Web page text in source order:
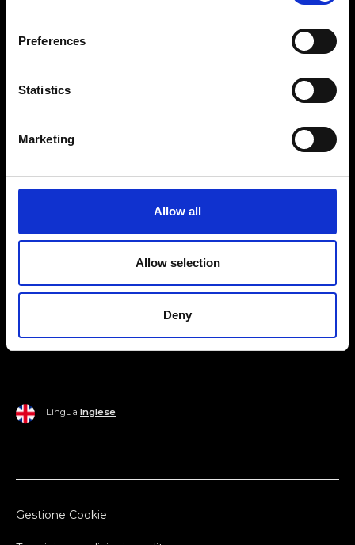
Preferences
Statistics
Marketing
Allow all
Allow selection
Deny
Seguici
Lingua Inglese
Gestione Cookie